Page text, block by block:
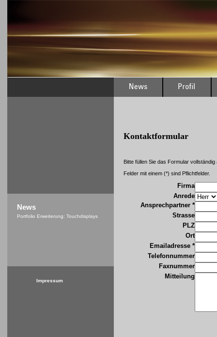
Kontaktformular
Bitte füllen Sie das Formular vollständig
Felder mit einem (*) sind Pflichtfelder.
Firma
Anrede
Ansprechpartner *
Strasse
PLZ
Ort
Emailadresse *
Telefonnummer
Faxnummer
Mitteilung
News
Portfolio Erweiterung: Touchdisplays
Impressum